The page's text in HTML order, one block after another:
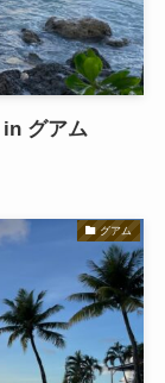
in グアム
グアム